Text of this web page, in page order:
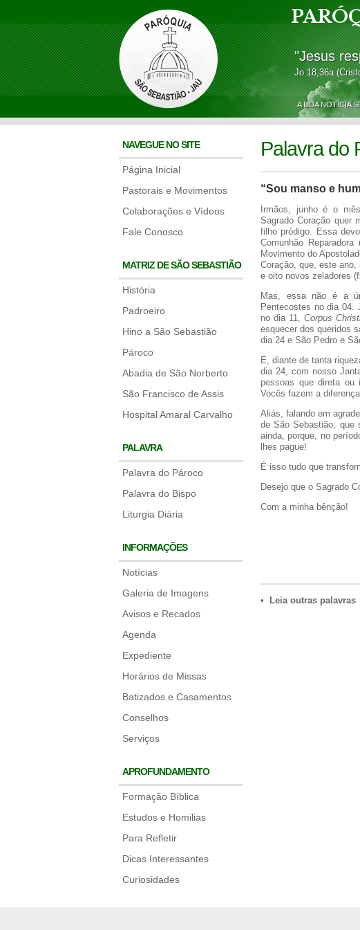
"Jesus
Jo 18,36a
A BOA
NAVEGUE NO SITE
Página Inicial
Pastorais e Movimentos
Colaborações e Vídeos
Fale Conosco
MATRIZ DE SÃO SEBASTIÃO
História
Padroeiro
Hino a São Sebastião
Pároco
Abadia de São Norberto
São Francisco de Assis
Hospital Amaral Carvalho
PALAVRA
Palavra do Pároco
Palavra do Bispo
Liturgia Diária
INFORMAÇÕES
Notícias
Galeria de Imagens
Avisos e Recados
Agenda
Expediente
Horários de Missas
Batizados e Casamentos
Conselhos
Serviços
APROFUNDAMENTO
Formação Bíblica
Estudos e Homilias
Para Refletir
Dicas Interessantes
Curiosidades
Palavra do
“Sou manso e
Irmãos, junho é o
Sagrado Coração quer
filho pródigo. Essa
Comunhão
Movimento do
Coração, que, este
e oito novos zeladores
Mas, essa não é a
Pentecostes no dia 04.
no dia 11, Corpus
esquecer dos queridos
dia 24 e São Pedro e
E, diante de tanta
dia 24, com nosso
pessoas que direta ou
Vocês fazem a
Aliás, falando em
de São Sebastião, que
ainda, porque, no
lhes pague!
É isso tudo que
Desejo que o Sagrado
Com a minha bênção!
• Leia outras palavras